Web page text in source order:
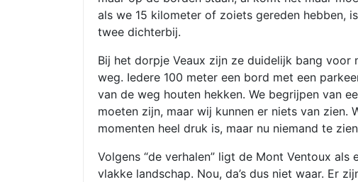
als we 15 kilometer of zoiets gereden hebben,
twee dichterbij.
Bij het dorpje Veaux zijn ze duidelijk bang voor
weg. Iedere 100 meter een bord met een
van de weg houten hekken. We begrijpen van
moeten zijn, maar wij kunnen er niets van zien.
momenten heel druk is, maar nu niemand te
Volgens “de verhalen” ligt de Mont Ventoux als
vlakke landschap. Nou, da’s dus niet waar. Er